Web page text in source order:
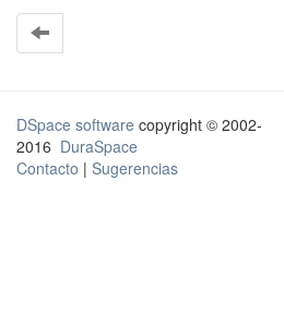
DSpace software copyright © 2002-
2016 DuraSpace
Contacto | Sugerencias